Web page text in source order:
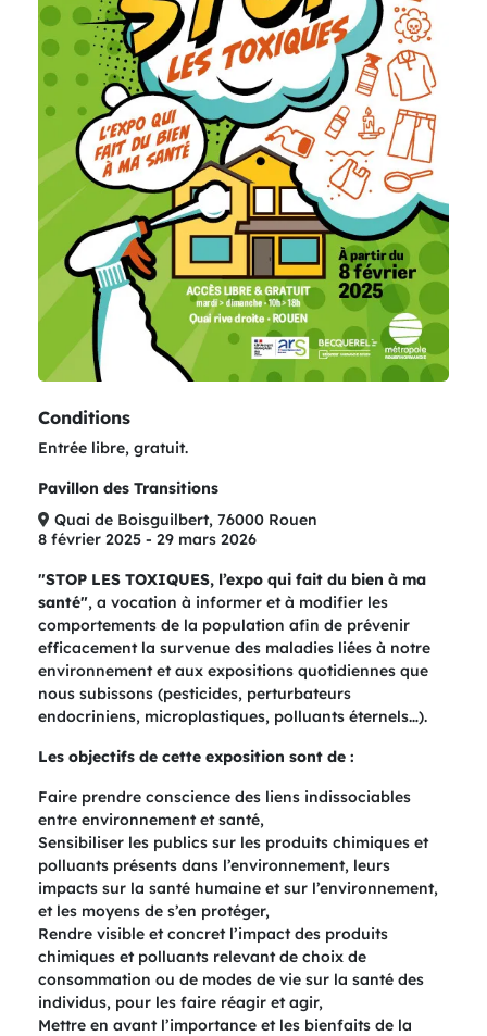
Conditions
Entrée libre, gratuit.
Pavillon des Transitions
Quai de Boisguilbert, 76000 Rouen
8 février 2025 - 29 mars 2026
"STOP LES TOXIQUES, l’expo qui fait du bien à ma
santé", a vocation à informer et à modifier les
comportements de la population afin de prévenir
efficacement la survenue des maladies liées à notre
environnement et aux expositions quotidiennes que
nous subissons (pesticides, perturbateurs
endocriniens, microplastiques, polluants éternels…).
Les objectifs de cette exposition sont de :
Faire prendre conscience des liens indissociables
entre environnement et santé,
Sensibiliser les publics sur les produits chimiques et
polluants présents dans l’environnement, leurs
impacts sur la santé humaine et sur l’environnement,
et les moyens de s’en protéger,
Rendre visible et concret l’impact des produits
chimiques et polluants relevant de choix de
consommation ou de modes de vie sur la santé des
individus, pour les faire réagir et agir,
Mettre en avant l’importance et les bienfaits de la